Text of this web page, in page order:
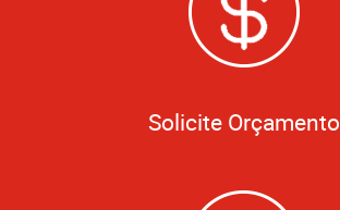
Solicite Orçamento